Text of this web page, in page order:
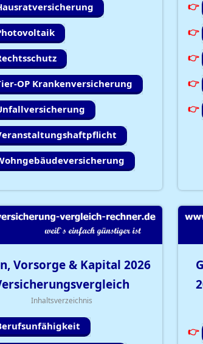
OP Krankenversicherung
Vorsorge & Kapital2026
Inhaltsverzeichnis